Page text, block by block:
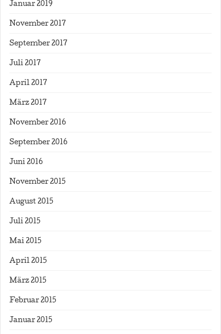
Januar 2019
November 2017
September 2017
Juli 2017
April 2017
März 2017
November 2016
September 2016
Juni 2016
November 2015
August 2015
Juli 2015
Mai 2015
April 2015
März 2015
Februar 2015
Januar 2015